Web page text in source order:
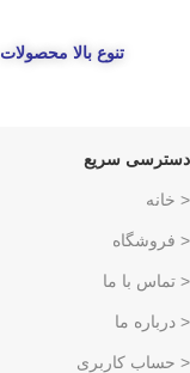
تنوع بالا محصولات
دسترسی سریع
< خانه
< فروشگاه
< تماس با ما
< درباره ما
< حساب کاربری